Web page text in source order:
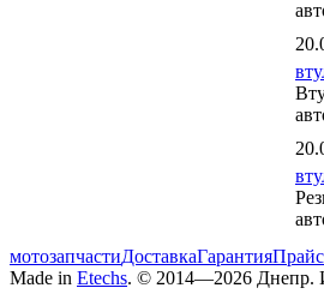
мотозапчастиДоставкаГарантияПрайс
Made in Etechs. © 2014—2026 Днепр.